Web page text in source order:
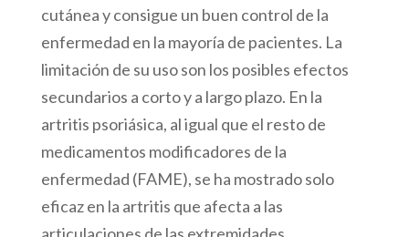
cutánea y consigue un buen control de la
enfermedad en la mayoría de pacientes. La
limitación de su uso son los posibles efectos
secundarios a corto y a largo plazo. En la
artritis psoriásica, al igual que el resto de
medicamentos modificadores de la
enfermedad (FAME), se ha mostrado solo
eficaz en la artritis que afecta a las